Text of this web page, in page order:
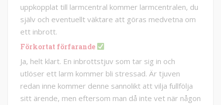
uppkopplat till larmcentral kommer larmcentralen, du
själv och eventuellt väktare att göras medvetna om
ett inbrott.
Förkortat förfarande
Ja, helt klart. En inbrottstjuv som tar sig in och
utlöser ett larm kommer bli stressad. Är tjuven
redan inne kommer denne sannolikt att vilja fullfölja
sitt ärende, men eftersom man då inte vet när någon